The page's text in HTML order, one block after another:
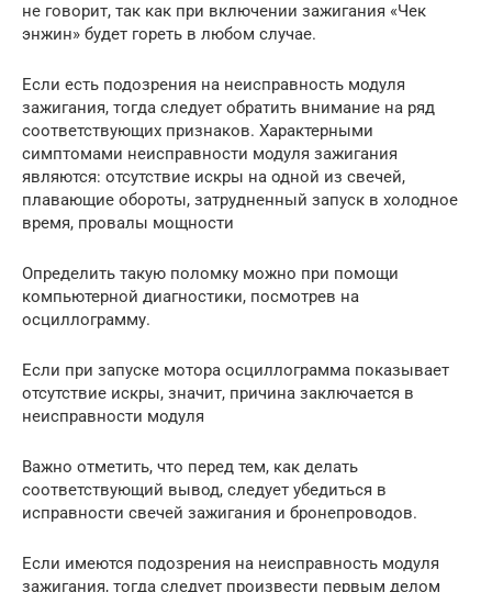
не говорит, так как при включении зажигания «Чек
энжин» будет гореть в любом случае.
Если есть подозрения на неисправность модуля
зажигания, тогда следует обратить внимание на ряд
соответствующих признаков. Характерными
симптомами неисправности модуля зажигания
являются: отсутствие искры на одной из свечей,
плавающие обороты, затрудненный запуск в холодное
время, провалы мощности
Определить такую поломку можно при помощи
компьютерной диагностики, посмотрев на
осциллограмму.
Если при запуске мотора осциллограмма показывает
отсутствие искры, значит, причина заключается в
неисправности модуля
Важно отметить, что перед тем, как делать
соответствующий вывод, следует убедиться в
исправности свечей зажигания и бронепроводов.
Если имеются подозрения на неисправность модуля
зажигания, тогда следует произвести первым делом